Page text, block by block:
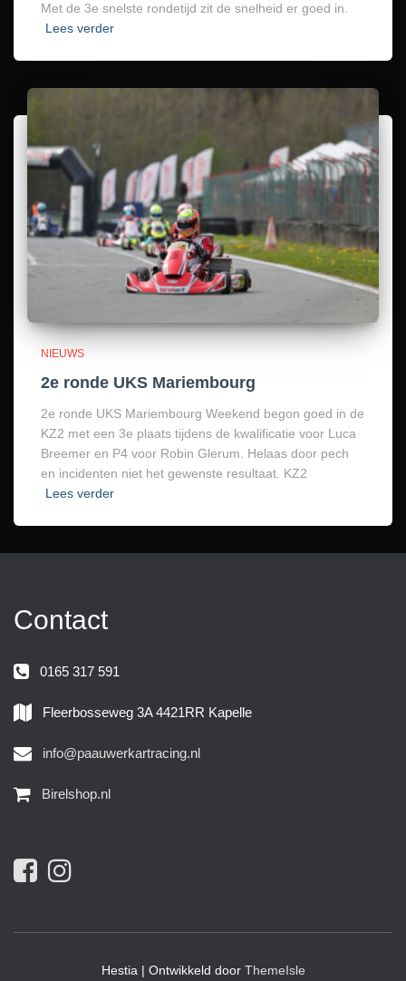
Met de 3e snelste rondetijd zit de snelheid er goed in.
Lees verder
NIEUWS
2e ronde UKS Mariembourg
2e ronde UKS Mariembourg Weekend begon goed in de
KZ2 met een 3e plaats tijdens de kwalificatie voor Luca
Breemer en P4 voor Robin Glerum. Helaas door pech
en incidenten niet het gewenste resultaat. KZ2
Lees verder
Contact
0165 317 591
Fleerbosseweg 3A 4421RR Kapelle
info@paauwerkartracing.nl
Birelshop.nl
Hestia | Ontwikkeld door ThemeIsle